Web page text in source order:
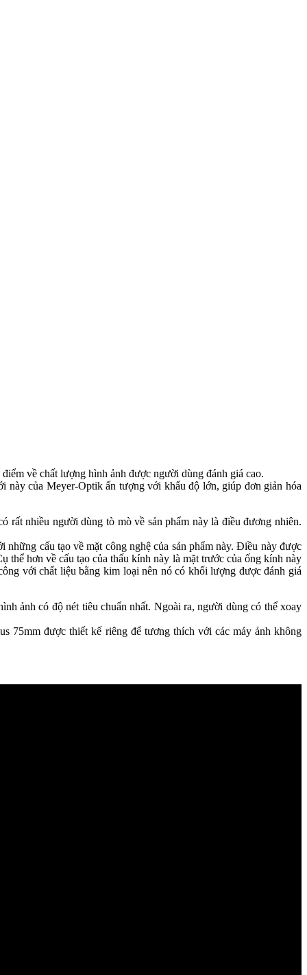
về chất lượng hình ảnh được người dùng đánh giá cao.
này của Meyer-Optik ấn tượng với khẩu độ lớn, giúp đơn giản hóa
nhiều người dùng tò mò về sản phẩm này là điều đương nhiên.
cấu tạo về mặt công nghệ của sản phẩm này. Điều này được
hơn về cấu tạo của thấu kính này là mặt trước của ống kính này
với chất liệu bằng kim loại nên nó có khối lượng được đánh giá
ảnh có độ nét tiêu chuẩn nhất. Ngoài ra, người dùng có thể xoay
75mm được thiết kế riêng để tương thích với các máy ảnh không